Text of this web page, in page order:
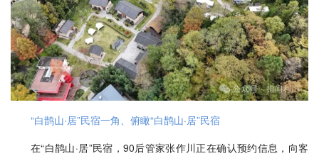
“白鹊山·居”民宿一角、俯瞰“白鹊山·居”民宿
在“白鹊山·居”民宿，90后管家张作川正在确认预约信息，向客